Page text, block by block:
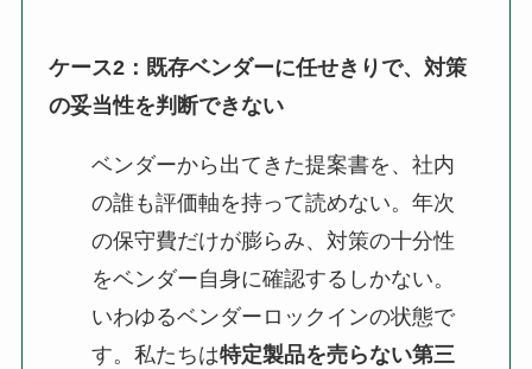
ケース2：既存ベンダーに任せきりで、対策
の妥当性を判断できない
ベンダーから出てきた提案書を、社内
の誰も評価軸を持って読めない。年次
の保守費だけが膨らみ、対策の十分性
をベンダー自身に確認するしかない。
いわゆるベンダーロックインの状態で
す。私たちは特定製品を売らない第三